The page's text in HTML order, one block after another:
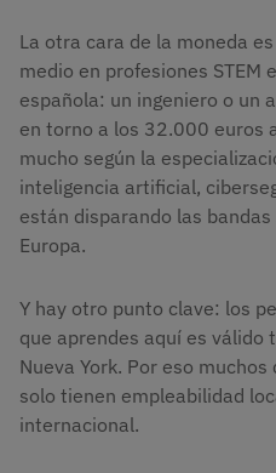
La otra cara de la moneda
medio en profesiones STEM
española: un ingeniero o un
en torno a los 32.000 euros
mucho según la
inteligencia artificial,
están disparando las
Europa.
Y hay otro punto clave: los
que aprendes aquí es válido
Nueva York. Por eso
solo tienen empleabilidad
internacional.